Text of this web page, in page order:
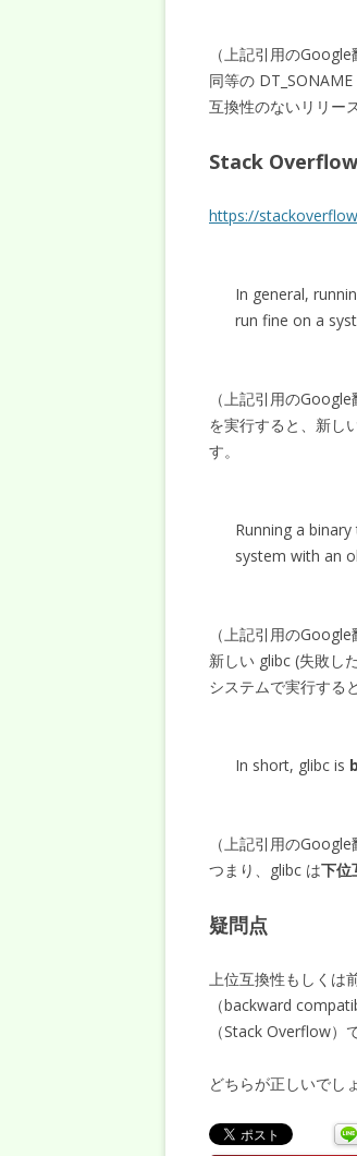
（上記引用のGoogle
同等の
互換性のないリリー
Stack Overflow
https://
In general,
run fine on a
（上記引用の
を実行すると、新し
す。
Running a
system with an
（上記引用のGoogle
新しい glibc (失敗し
システムで実行する
In short, glibc is
（上記引用のGoogle
つまり、glibc は下位
疑問点
上位互換性もしくは
（backward
（Stack Overflow）
どちらが正しいでし